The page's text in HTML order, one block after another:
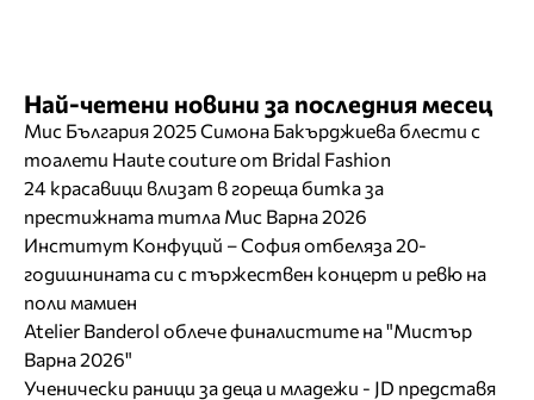
Най-четени новини за последния месец
Мис България 2025 Симона Бакърджиева блести с
тоалети Haute couture от Bridal Fashion
24 красавици влизат в гореща битка за
престижната титла Мис Варна 2026
Институт Конфуций – София отбеляза 20-
годишнината си с тържествен концерт и ревю на
поли мамиен
Atelier Banderol облече финалистите на "Мистър
Варна 2026"
Ученически раници за деца и младежи - JD представя